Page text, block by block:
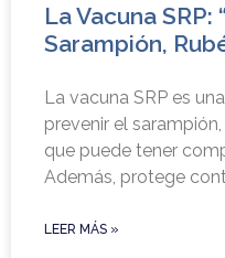
La Vacuna
Sarampión,
La vacuna SRP es
prevenir el
que puede tener
Además, protege
LEER MÁS »